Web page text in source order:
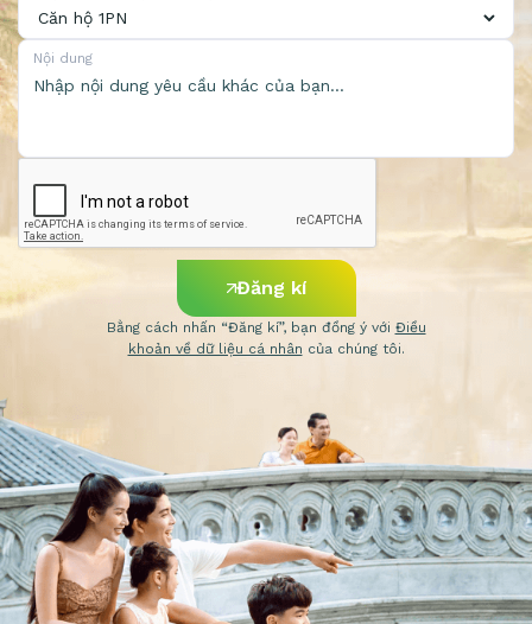
Nội dung
Bằng cách nhấn “Đăng kí”, bạn đồng ý với Điều
khoản về dữ liệu cá nhân của chúng tôi.
Đăng kí